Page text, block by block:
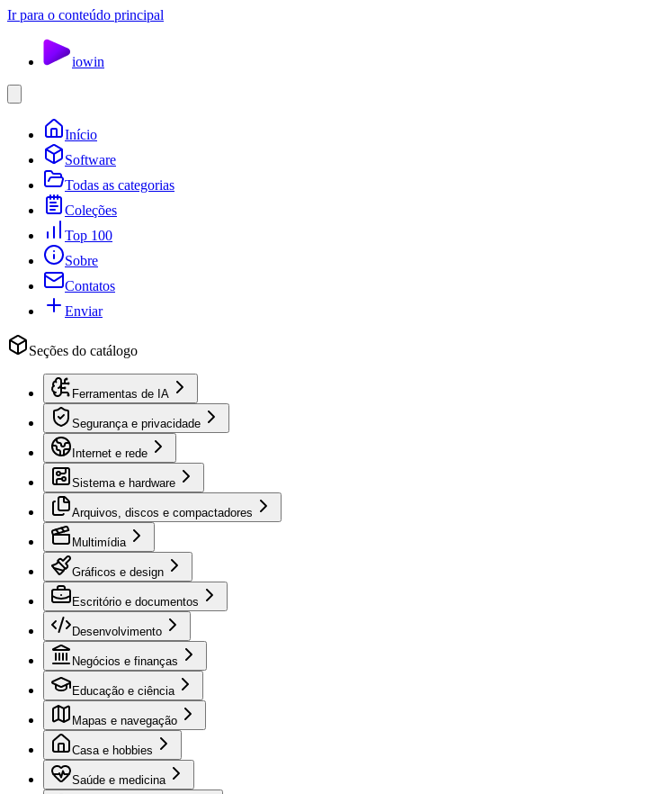
Ir para o conteúdo principal
iowin
Início
Software
Todas as categorias
Coleções
Top 100
Sobre
Contatos
Enviar
Seções do catálogo
Ferramentas de IA
Segurança e privacidade
Internet e rede
Sistema e hardware
Arquivos, discos e compactadores
Multimídia
Gráficos e design
Escritório e documentos
Desenvolvimento
Negócios e finanças
Educação e ciência
Mapas e navegação
Casa e hobbies
Saúde e medicina